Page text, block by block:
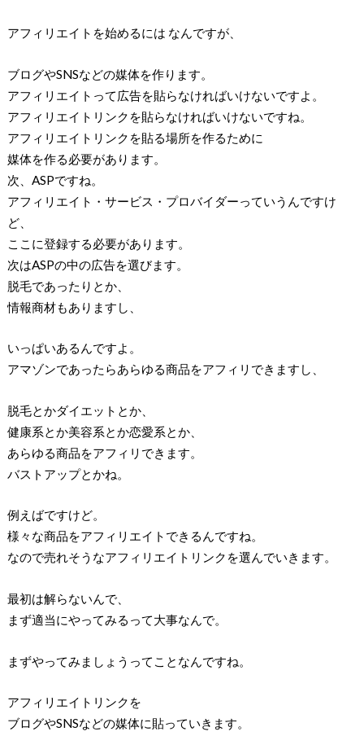
アフィリエイトを始めるには なんですが、
ブログやSNSなどの媒体を作ります。
アフィリエイトって広告を貼らなければいけないですよ。
アフィリエイトリンクを貼らなければいけないですね。
アフィリエイトリンクを貼る場所を作るために
媒体を作る必要があります。
次、ASPですね。
アフィリエイト・サービス・プロバイダーっていうんですけ
ど、
ここに登録する必要があります。
次はASPの中の広告を選びます。
脱毛であったりとか、
情報商材もありますし、
いっぱいあるんですよ。
アマゾンであったらあらゆる商品をアフィリできますし、
脱毛とかダイエットとか、
健康系とか美容系とか恋愛系とか、
あらゆる商品をアフィリできます。
バストアップとかね。
例えばですけど。
様々な商品をアフィリエイトできるんですね。
なので売れそうなアフィリエイトリンクを選んでいきます。
最初は解らないんで、
まず適当にやってみるって大事なんで。
まずやってみましょうってことなんですね。
アフィリエイトリンクを
ブログやSNSなどの媒体に貼っていきます。